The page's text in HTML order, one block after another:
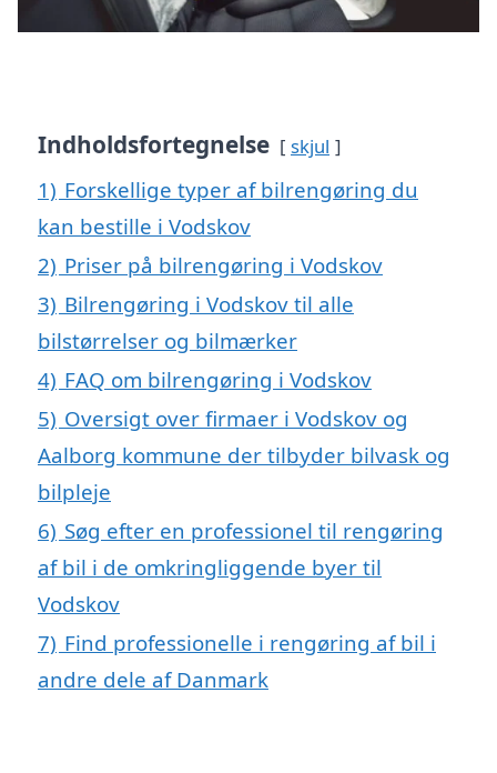
Indholdsfortegnelse skjul
1) Forskellige typer af bilrengøring du
kan bestille i Vodskov
2) Priser på bilrengøring i Vodskov
3) Bilrengøring i Vodskov til alle
bilstørrelser og bilmærker
4) FAQ om bilrengøring i Vodskov
5) Oversigt over firmaer i Vodskov og
Aalborg kommune der tilbyder bilvask og
bilpleje
6) Søg efter en professionel til rengøring
af bil i de omkringliggende byer til
Vodskov
7) Find professionelle i rengøring af bil i
andre dele af Danmark